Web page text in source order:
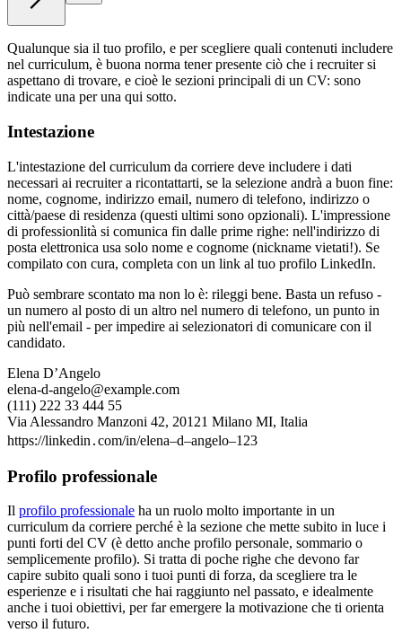
Qualunque sia il tuo profilo, e per scegliere quali contenuti includere
nel curriculum, è buona norma tener presente ciò che i recruiter si
aspettano di trovare, e cioè le sezioni principali di un CV: sono
indicate una per una qui sotto.
Intestazione
L'intestazione del curriculum da corriere deve includere i dati
necessari ai recruiter a ricontattarti, se la selezione andrà a buon fine:
nome, cognome, indirizzo email, numero di telefono, indirizzo o
città/paese di residenza (questi ultimi sono opzionali). L'impressione
di professionlità si comunica fin dalle prime righe: nell'indirizzo di
posta elettronica usa solo nome e cognome (nickname vietati!). Se
compilato con cura, completa con un link al tuo profilo LinkedIn.
Può sembrare scontato ma non lo è: rileggi bene. Basta un refuso -
un numero al posto di un altro nel numero di telefono, un punto in
più nell'email - per impedire ai selezionatori di comunicare con il
candidato.
Elena D’Angelo
elena-d-angelo@example.com
(111) 222 33 444 55
Via Alessandro Manzoni 42, 20121 Milano MI, Italia
https://linkedin․com/in/elena–d–angelo–123
Profilo professionale
Il profilo professionale ha un ruolo molto importante in un
curriculum da corriere perché è la sezione che mette subito in luce i
punti forti del CV (è detto anche profilo personale, sommario o
semplicemente profilo). Si tratta di poche righe che devono far
capire subito quali sono i tuoi punti di forza, da scegliere tra le
esperienze e i risultati che hai raggiunto nel passato, e idealmente
anche i tuoi obiettivi, per far emergere la motivazione che ti orienta
verso il futuro.